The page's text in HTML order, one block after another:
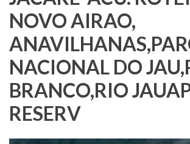
NOVO AIRAO,
NACIONAL DO
BRANCO,RIO
RESERV